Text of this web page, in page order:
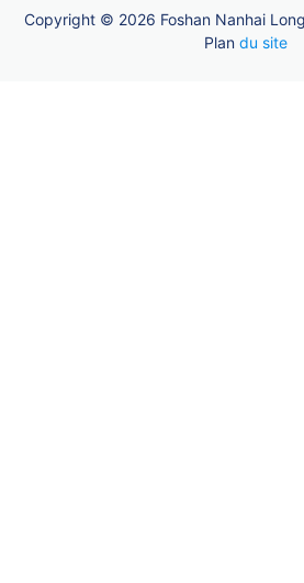
Copyright © 2026 Foshan Nanhai
Plan du site